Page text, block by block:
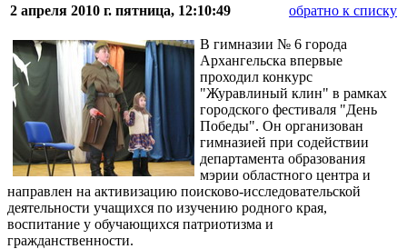
2 апреля 2010 г. пятница, 12:10:49
обратно к списку
В гимназии № 6 города
Архангельска впервые
проходил конкурс
"Журавлиный клин" в рамках
городского фестиваля "День
Победы". Он организован
гимназией при содействии
департамента образования
мэрии областного центра и
направлен на активизацию поисково-исследовательской
деятельности учащихся по изучению родного края,
воспитание у обучающихся патриотизма и
гражданственности.